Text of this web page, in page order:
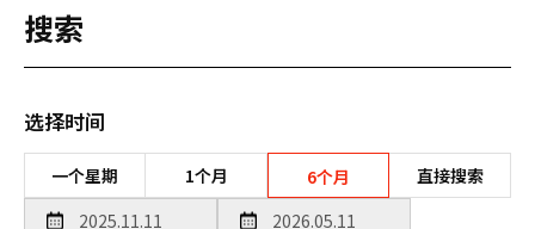
搜索
选择时间
一个星期 1个月 6个月 直接搜索